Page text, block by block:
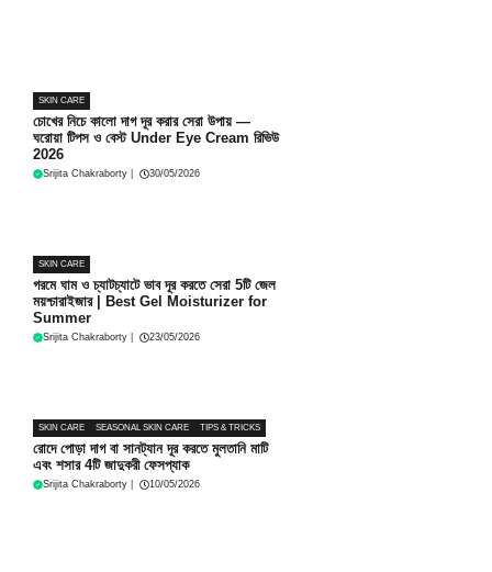
SKIN CARE
চোখের নিচে কালো দাগ দূর করার সেরা উপায় —
ঘরোয়া টিপস ও বেস্ট Under Eye Cream রিভিউ
2026
Srijita Chakraborty 30/05/2026
SKIN CARE
গরমে ঘাম ও চ্যাটচ্যাটে ভাব দূর করতে সেরা 5টি জেল
ময়শ্চারাইজার | Best Gel Moisturizer for
Summer
Srijita Chakraborty 23/05/2026
SKIN CARE SEASONAL SKIN CARE TIPS & TRICKS
রোদে পোড়া দাগ বা সানট্যান দূর করতে মুলতানি মাটি
এবং শসার 4টি জাদুকরী ফেসপ্যাক
Srijita Chakraborty 10/05/2026